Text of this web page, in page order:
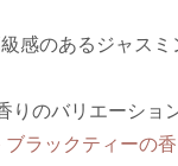
感のあるジャスミ
りのバリエーショ
ラックティーの香